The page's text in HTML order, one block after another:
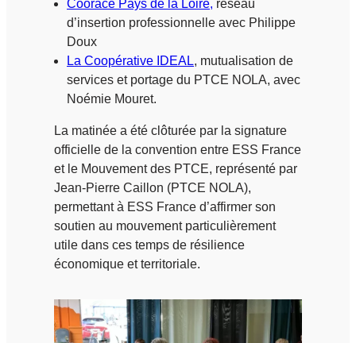
Coorace Pays de la Loire, réseau
d’insertion professionnelle avec Philippe
Doux
La Coopérative IDEAL, mutualisation de
services et portage du PTCE NOLA, avec
Noémie Mouret.
La matinée a été clôturée par la signature
officielle de la convention entre ESS France
et le Mouvement des PTCE, représenté par
Jean-Pierre Caillon (PTCE NOLA),
permettant à ESS France d’affirmer son
soutien au mouvement particulièrement
utile dans ces temps de résilience
économique et territoriale.